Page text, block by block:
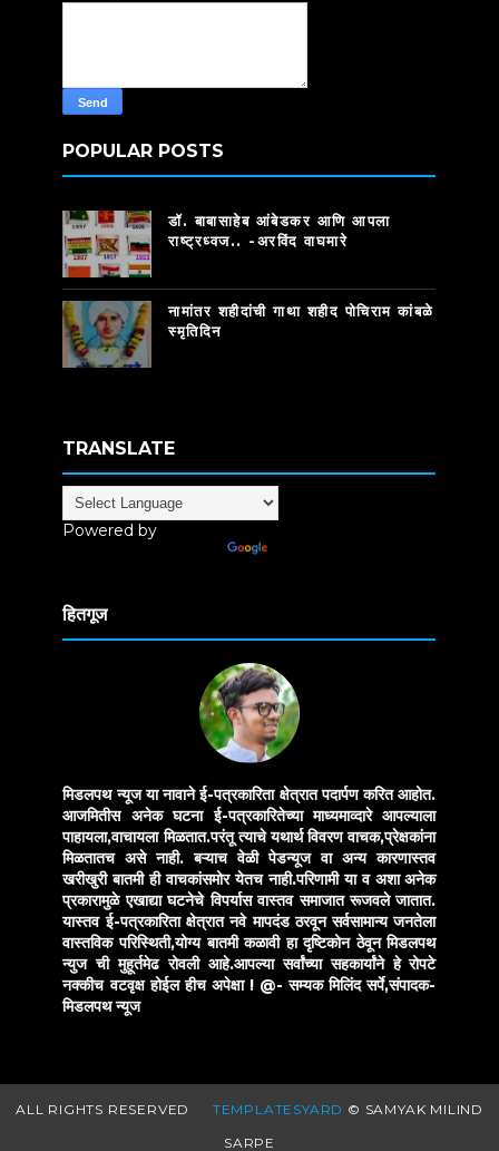
POPULAR POSTS
डॉ. बाबासाहेब आंबेडकर आणि आपला
राष्ट्रध्वज.. -अरविंद वाघमारे
नामांतर शहीदांची गाथा शहीद पोचिराम कांबळे
स्मृतिदिन
TRANSLATE
Powered by
हितगूज
मिडलपथ न्यूज या नावाने ई-पत्रकारिता क्षेत्रात पदार्पण करित आहोत.
आजमितीस अनेक घटना ई-पत्रकारितेच्या माध्यमाव्दारे आपल्याला
पाहायला,वाचायला मिळतात.परंतू त्याचे यथार्थ विवरण वाचक,प्रेक्षकांना
मिळतातच असे नाही. बऱ्याच वेळी पेडन्यूज वा अन्य कारणास्तव
खरीखुरी बातमी ही वाचकांसमोर येतच नाही.परिणामी या व अशा अनेक
प्रकारामुळे एखाद्या घटनेचे विपर्यास वास्तव समाजात रूजवले जातात.
यास्तव ई-पत्रकारिता क्षेत्रात नवे मापदंड ठरवून सर्वसामान्य जनतेला
वास्तविक परिस्थिती,योग्य बातमी कळावी हा दृष्टिकोन ठेवून मिडलपथ
न्युज ची मुहूर्तमेढ रोवली आहे.आपल्या सर्वांच्या सहकार्यांने हे रोपटे
नक्कीच वटवृक्ष होईल हीच अपेक्षा ! @- सम्यक मिलिंद सर्पे,संपादक-
मिडलपथ न्यूज
ALL RIGHTS RESERVED TEMPLATESYARD © SAMYAK MILIND
SARPE